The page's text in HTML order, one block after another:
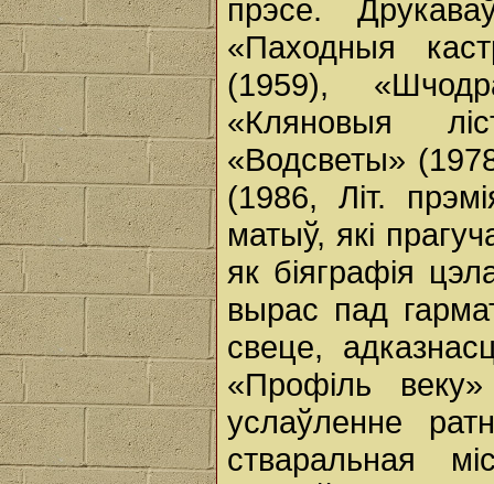
прэсе.
«Паходныя
(1959),
«Кляновыя
«Водсветы»
(1986, Літ.
матыў, які
як біяграфія
вырас пад
свеце,
«Профіль
услаўленне
стваральная